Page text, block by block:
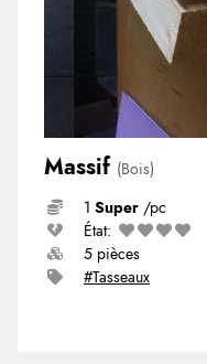
Massif (Bois)
1 Super /pc
État:
5 pièces
#Tasseaux